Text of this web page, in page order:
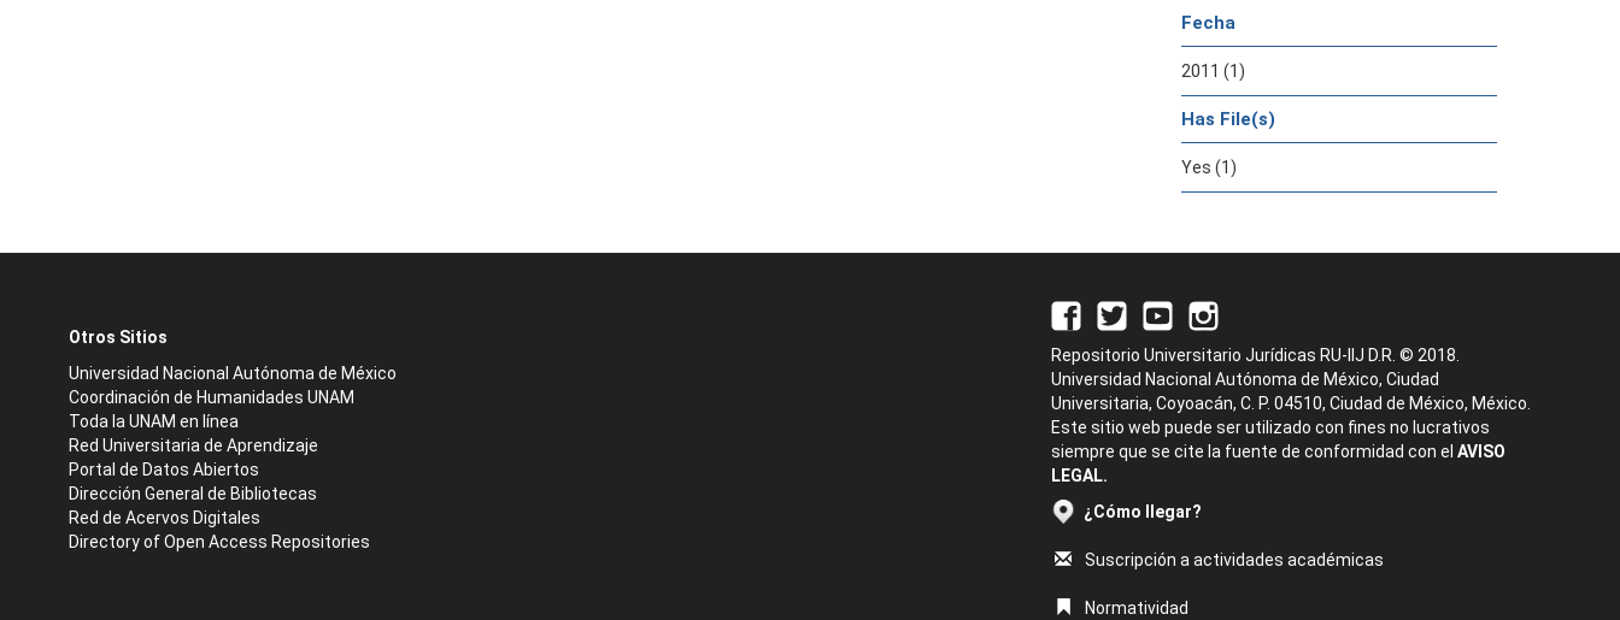
Fecha
2011 (1)
Has File(s)
Yes (1)
Otros Sitios
Universidad Nacional Autónoma de México
Coordinación de Humanidades UNAM
Toda la UNAM en línea
Red Universitaria de Aprendizaje
Portal de Datos Abiertos
Dirección General de Bibliotecas
Red de Acervos Digitales
Directory of Open Access Repositories
Repositorio Universitario Jurídicas RU-IIJ D.R. © 2018.
Universidad Nacional Autónoma de México, Ciudad
Universitaria, Coyoacán, C. P. 04510, Ciudad de México, México.
Este sitio web puede ser utilizado con fines no lucrativos
siempre que se cite la fuente de conformidad con el AVISO
LEGAL.
¿Cómo llegar?
Suscripción a actividades académicas
Normatividad